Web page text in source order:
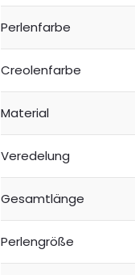
Perlenfarbe
Creolenfarbe
Material
Veredelung
Gesamtlänge
Perlengröße